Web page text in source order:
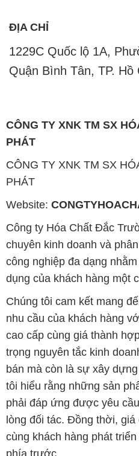
ĐỊA CHỈ
1229C Quốc lộ 1A,
Quận Bình Tân, TP. Hồ
CÔNG TY XNK TM SX
PHÁT
CÔNG TY XNK TM SX
PHÁT
Website:
Công ty Hóa Chất Đắc
chuyên kinh doanh và
công nghiệp đa dạng
dụng của khách hàng một
Chúng tôi cam kết mang
nhu cầu của khách hàng
cao cấp cùng giá thành
trọng nguyên tắc kinh
bán mà còn là sự xây
tôi hiểu rằng những sản
phải đáp ứng được yêu
lòng đối tác. Đồng thời,
cùng khách hàng phát
phía trước.